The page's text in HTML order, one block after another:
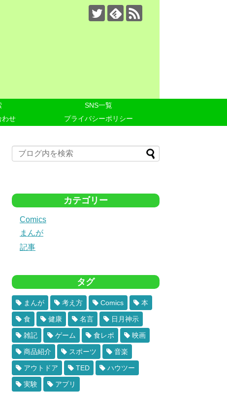
SNS一覧
わせ プライバシーポリシー
カテゴリー
Comics
まんが
記事
タグ
まんが 考え方 Comics 本
食 健康 名言 日月神示
雑記 ゲーム 食レポ 映画
商品紹介 スポーツ 音楽
アウトドア TED ハウツー
実験 アプリ